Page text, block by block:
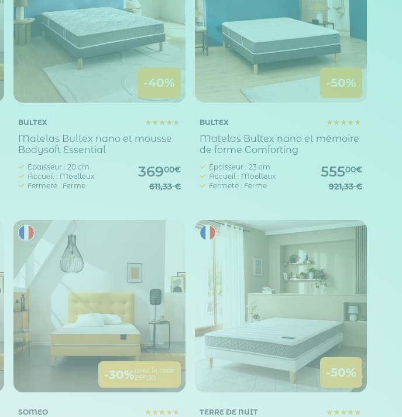
-40%
BULTEX
Matelas Bultex nano et mousse
Bodysoft Essential
Épaisseur : 20 cm
Accueil : Moelleux
Fermeté : Ferme
36900€
611,33 €
-50%
BULTEX
Matelas Bultex nano et mémoire
de forme Comforting
Épaisseur : 23 cm
Accueil : Moelleux
Fermeté : Ferme
55500€
921,33 €
-30%avec le code
ZEN30
SOMEO
-50%
TERRE DE NUIT